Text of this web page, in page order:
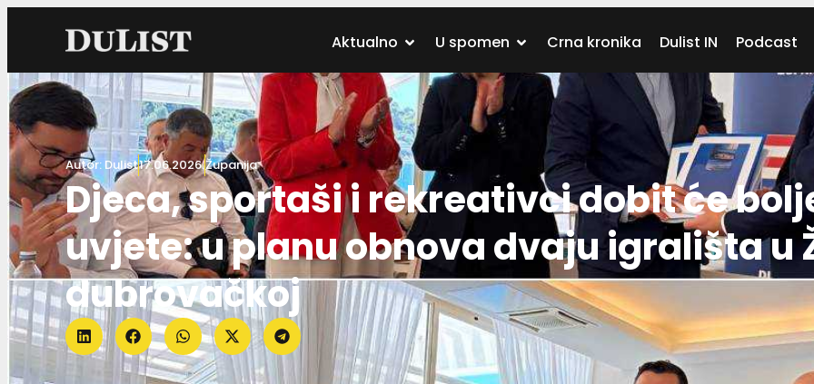
Aktualno U spomen Crna kronika Dulist IN Podcast
Autor: Dulist17.06.2026.Županija
Djeca, sportaši i rekreativci dobit će
uvjete: u planu obnova dvaju igrališta u
dubrovačkoj